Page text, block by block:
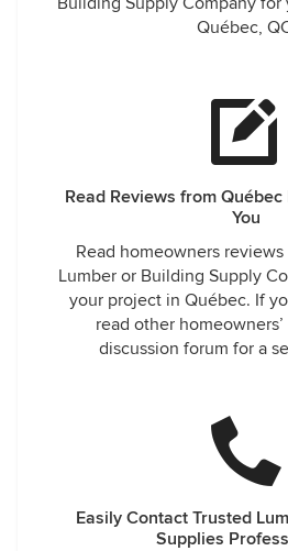
Québec,
Read Reviews from
You
Read homeowners
Lumber or Building Supply
your project in Québec. If
read other
discussion forum for a
Easily Contact Trusted
Supplies